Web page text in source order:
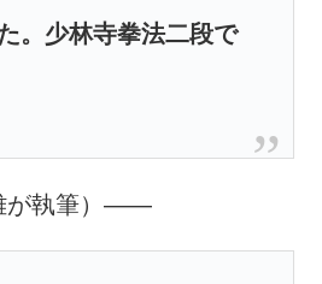
。少林寺拳法二段で
が執筆）――